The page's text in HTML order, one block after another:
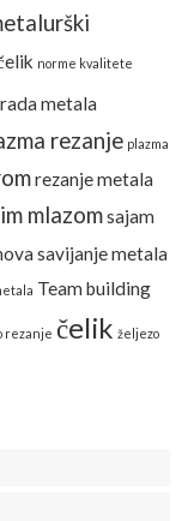
norme kvalitete
metala
rezanje plazma
rezanje metala
mlazomsajam
savijanje metala
Team building
rezanje čelik željezo